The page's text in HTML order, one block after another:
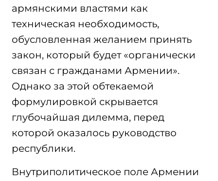
армянскими властями как
техническая необходимость,
обусловленная желанием принять
закон, который будет «органически
связан с гражданами Армении».
Однако за этой обтекаемой
формулировкой скрывается
глубочайшая дилемма, перед
которой оказалось руководство
республики.
Внутриполитическое поле Армении